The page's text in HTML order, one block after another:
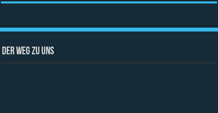
Der Weg zu uns